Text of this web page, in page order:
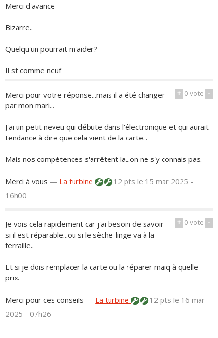
Merci d'avance
Bizarre..
Quelqu'un pourrait m'aider?
Il st comme neuf
+ 0vote -
Merci pour votre réponse...mais il a été changer
par mon mari...
J'ai un petit neveu qui débute dans l'électronique et qui aurait
tendance à dire que cela vient de la carte...
Mais nos compétences s'arrêtent la...on ne s'y connais pas.
Merci à vous — La turbine 12 ptsle 15 mar 2025 -
16h00
+ 0vote -
Je vois cela rapidement car j'ai besoin de savoir
si il est réparable...ou si le sèche-linge va à la
ferraille..
Et si je dois remplacer la carte ou la réparer maiq à quelle
prix.
Merci pour ces conseils — La turbine 12 ptsle 16 mar
2025 - 07h26